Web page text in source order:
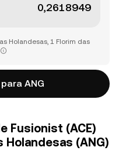
Holandesas, 1 Florim das
ANG
Fusionist (ACE)
(ANG)